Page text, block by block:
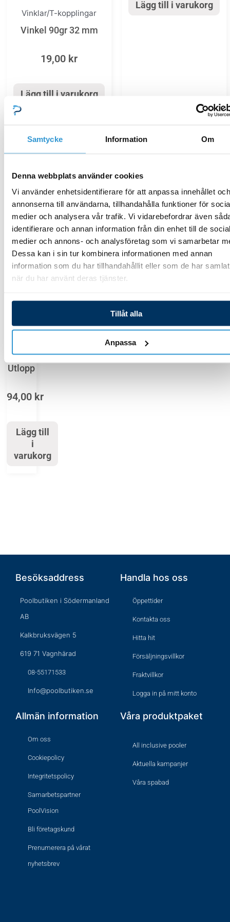
Samtycke Information Om
Denna webbplats använder cookies
Vi använder enhetsidentifierare för att anpassa innehållet och
annonserna till användarna, tillhandahålla funktioner för
medier och analysera vår trafik. Vi vidarebefordrar även
identifierare och annan information från din enhet till de
medier och annons- och analysföretag som vi samarbetar
Dessa kan i sin tur kombinera informationen med annan
information som du har tillhandahållit eller som de har
när du har använt deras tjänster.
Tillåt alla
Anpassa
Vinklar/T-kopplingar
Vinkel 90gr 32 mm
19,00 kr
Lägg till i varukorg
Lägg till i varukorg
T-koppling 32 mm
19,00kr
Lägg till i varukorg
T-koppling 20 mm
16,00kr
Lägg till i varukorg
utlopp
Utlopp
94,00 kr
Lägg till
i
varukorg
Besöksaddress
Poolbutiken i Södermanland
AB
Kalkbruksvägen 5
619 71 Vagnhärad
08-55171533
Info@poolbutiken.se
Handla hos oss
Öppettider
Kontakta oss
Hitta hit
Försäljningsvillkor
Fraktvillkor
Logga in på mitt konto
Allmän information
Om oss
Cookiepolicy
Integritetspolicy
Samarbetspartner
PoolVision
Bli företagskund
Prenumerera på vårat
nyhetsbrev
Våra produktpaket
All inclusive pooler
Aktuella kampanjer
Våra spabad